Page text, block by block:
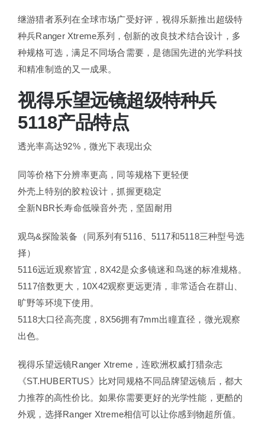
继游猎者系列在全球市场广受好评，视得乐新推出超级特
种兵Ranger Xtreme系列，创新的改良技术结合设计，多
种规格可选，满足不同场合需要，是德国先进的光学科技
和精准制造的又一成果。
视得乐望远镜超级特种兵
5118产品特点
透光率高达92%，微光下表现出众
同等价格下分辨率更高，同等规格下更轻便
外壳上特别的胶粒设计，抓握更稳定
全新NBR长寿命低噪音外壳，坚固耐用
观鸟&探险装备（同系列有5116、5117和5118三种型号选
择）
5116远近观察皆宜，8X42是众多镜迷和鸟迷的标准规格。
5117倍数更大，10X42观察更远更清，非常适合在群山、
旷野等环境下使用。
5118大口径高亮度，8X56拥有7mm出瞳直径，微光观察
出色。
视得乐望远镜Ranger Xtreme，连欧洲权威打猎杂志
《ST.HUBERTUS》比对同规格不同品牌望远镜后，都大
力推荐的高性价比。如果你需要更好的光学性能，更酷的
外观，选择Ranger Xtreme相信可以让你感到物超所值。